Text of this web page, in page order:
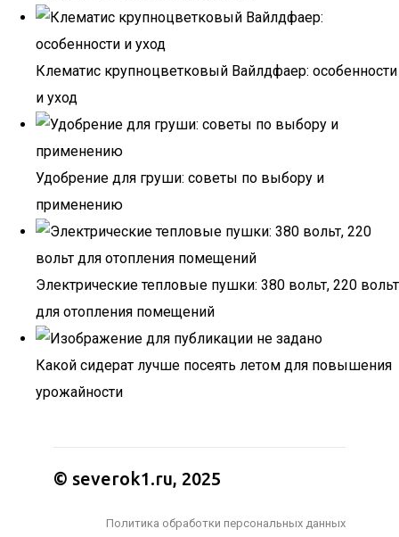
Клематис крупноцветковый Вайлдфаер: особенности
и уход
Удобрение для груши: советы по выбору и
применению
Электрические тепловые пушки: 380 вольт, 220 вольт
для отопления помещений
Какой сидерат лучше посеять летом для повышения
урожайности
© severok1.ru, 2025
Политика обработки персональных данных